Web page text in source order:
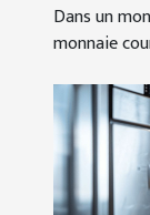
Dans un
monnaie